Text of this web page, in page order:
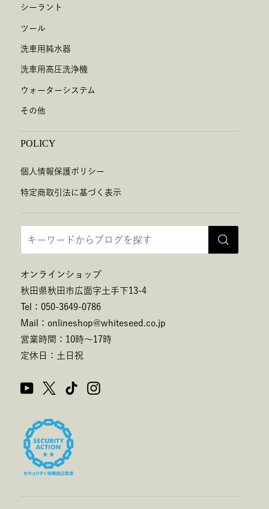
シーラント
ツール
洗車用純水器
洗車用高圧洗浄機
ウォーターシステム
その他
POLICY
個人情報保護ポリシー
特定商取引法に基づく表示
オンラインショップ
秋田県秋田市広面字土手下13-4
Tel：050-3649-0786
Mail：onlineshop@whiteseed.co.jp
営業時間：10時～17時
定休日：土日祝